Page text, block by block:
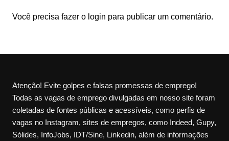
Você precisa fazer o login para publicar um comentário.
Atenção! Evite golpes e falsas promessas de emprego!
Todas as vagas de emprego divulgadas em nosso site foram
coletadas de fontes públicas e acessíveis, como perfis de
vagas no Instagram, sites de empregos, como Indeed, Gupy,
Sólides, InfoJobs, IDT/Sine, Linkedin, além de informações